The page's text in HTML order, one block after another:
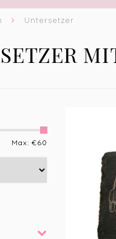
Untersetzer
Max: €60